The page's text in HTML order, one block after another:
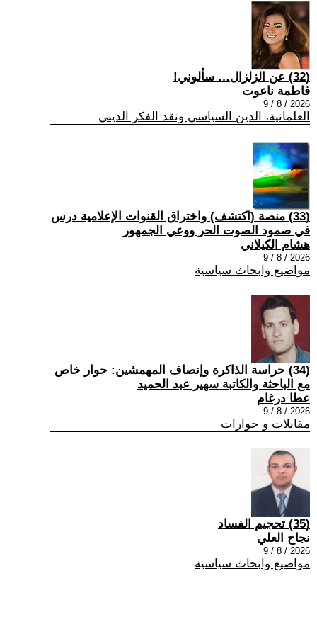
(32) عن الزلزال… سألوني!
فاطمة ناعوت
2026 / 8 / 9
العلمانية، الدين السياسي ونقد الفكر الديني
(33) منصة (اكتشف) واختراق القنوات الإعلامية درس
في صمود الصوت الحر ووعي الجمهور
هشام الكيلاني
2026 / 8 / 9
مواضيع وابحاث سياسية
(34) حراسة الذاكرة وإنصاف المهمشين: حوار خاص
مع الباحثة والكاتبة سهير عبد الحميد
عطا درغام
2026 / 8 / 9
مقابلات و حوارات
(35) تحجيم الفساد
نجاح العلي
2026 / 8 / 9
مواضيع وابحاث سياسية